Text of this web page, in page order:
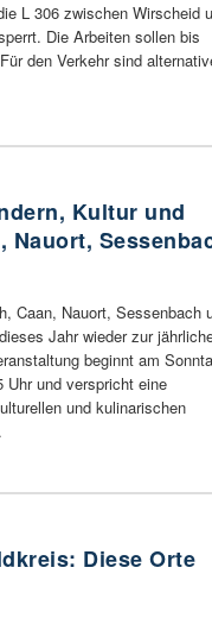
L 306 zwischen Wirscheid
Die Arbeiten sollen bis
den Verkehr sind
Kultur und
Nauort,
Caan, Nauort, Sessenbach
Jahr wieder zur
beginnt am
Uhr und verspricht eine
und kulinarischen
Diese Orte